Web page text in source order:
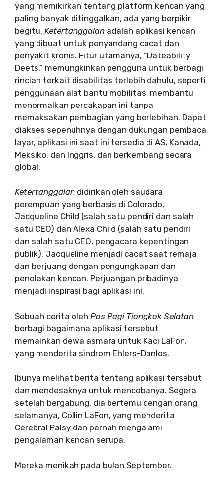
yang memikirkan tentang platform kencan yang
paling banyak ditinggalkan, ada yang berpikir
begitu. Ketertanggalan adalah aplikasi kencan
yang dibuat untuk penyandang cacat dan
penyakit kronis. Fitur utamanya, “Dateability
Deets,” memungkinkan pengguna untuk berbagi
rincian terkait disabilitas terlebih dahulu, seperti
penggunaan alat bantu mobilitas, membantu
menormalkan percakapan ini tanpa
memaksakan pembagian yang berlebihan. Dapat
diakses sepenuhnya dengan dukungan pembaca
layar, aplikasi ini saat ini tersedia di AS, Kanada,
Meksiko, dan Inggris, dan berkembang secara
global.
Ketertanggalan didirikan oleh saudara
perempuan yang berbasis di Colorado,
Jacqueline Child (salah satu pendiri dan salah
satu CEO) dan Alexa Child (salah satu pendiri
dan salah satu CEO, pengacara kepentingan
publik). Jacqueline menjadi cacat saat remaja
dan berjuang dengan pengungkapan dan
penolakan kencan. Perjuangan pribadinya
menjadi inspirasi bagi aplikasi ini.
Sebuah cerita oleh Pos Pagi Tiongkok Selatan
berbagi bagaimana aplikasi tersebut
memainkan dewa asmara untuk Kaci LaFon,
yang menderita sindrom Ehlers-Danlos.
Ibunya melihat berita tentang aplikasi tersebut
dan mendesaknya untuk mencobanya. Segera
setelah bergabung, dia bertemu dengan orang
selamanya, Collin LaFon, yang menderita
Cerebral Palsy dan pernah mengalami
pengalaman kencan serupa.
Mereka menikah pada bulan September.